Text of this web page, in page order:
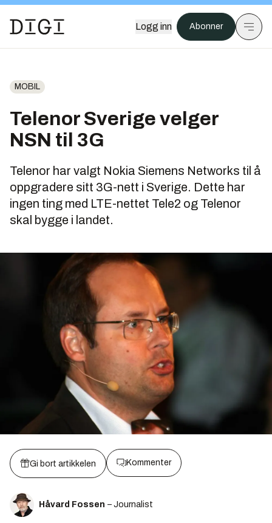
Logg inn Abonner
MOBIL
Telenor Sverige velger
NSN til 3G
Telenor har valgt Nokia Siemens Networks til å
oppgradere sitt 3G-nett i Sverige. Dette har
ingen ting med LTE-nettet Tele2 og Telenor
skal bygge i landet.
Gi bort artikkelen Kommenter
Håvard Fossen – Journalist